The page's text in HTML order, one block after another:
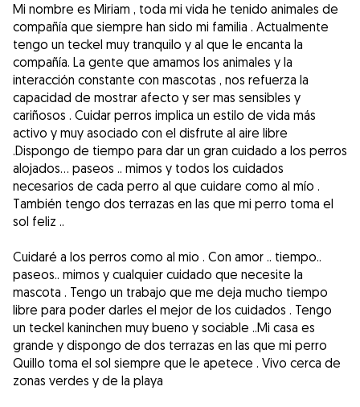
Mi nombre es Miriam , toda mi vida he tenido animales de
compañía que siempre han sido mi familia . Actualmente
tengo un teckel muy tranquilo y al que le encanta la
compañía. La gente que amamos los animales y la
interacción constante con mascotas , nos refuerza la
capacidad de mostrar afecto y ser mas sensibles y
cariñosos . Cuidar perros implica un estilo de vida más
activo y muy asociado con el disfrute al aire libre
.Dispongo de tiempo para dar un gran cuidado a los perros
alojados... paseos .. mimos y todos los cuidados
necesarios de cada perro al que cuidare como al mío .
También tengo dos terrazas en las que mi perro toma el
sol feliz ..
Cuidaré a los perros como al mio . Con amor .. tiempo..
paseos.. mimos y cualquier cuidado que necesite la
mascota . Tengo un trabajo que me deja mucho tiempo
libre para poder darles el mejor de los cuidados . Tengo
un teckel kaninchen muy bueno y sociable ..Mi casa es
grande y dispongo de dos terrazas en las que mi perro
Quillo toma el sol siempre que le apetece . Vivo cerca de
zonas verdes y de la playa